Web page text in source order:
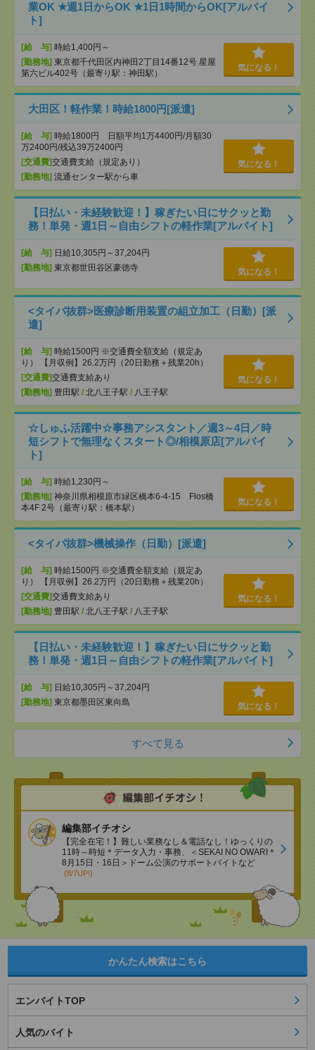
業OK ★週1日からOK ★1日1時間からOK[アルバイ
ト]
[給 与] 時給1,400円～
[勤務地] 東京都千代田区内神田2丁目14番12号 星屋
第六ビル402号（最寄り駅：神田駅）
気になる！
大田区！軽作業！時給1800円[派遣]
[給 与] 時給1800円 日額平均1万4400円/月額30
万2400円/残込39万2400円
[交通費]交通費支給（規定あり）
[勤務地] 流通センター駅から車
気になる！
【日払い・未経験歓迎！】稼ぎたい日にサクッと勤
務！単発・週1日～自由シフトの軽作業[アルバイト]
[給 与] 日給10,305円～37,204円
[勤務地] 東京都世田谷区豪徳寺 気になる！
<タイパ抜群>医療診断用装置の組立加工（日勤）[派
遣]
[給 与] 時給1500円 ※交通費全額支給（規定あ
り） 【月収例】26.2万円（20日勤務＋残業20h）
[交通費]交通費支給あり
[勤務地] 豊田駅 / 北八王子駅 / 八王子駅
気になる！
☆しゅふ活躍中☆事務アシスタント／週3～4日／時
短シフトで無理なくスタート◎/相模原店[アルバイ
ト]
[給 与] 時給1,230円～
[勤務地] 神奈川県相模原市緑区橋本6-4-15 Flos橋
本4F 2号（最寄り駅：橋本駅）
気になる！
<タイパ抜群>機械操作（日勤）[派遣]
[給 与] 時給1500円 ※交通費全額支給（規定あ
り） 【月収例】26.2万円（20日勤務＋残業20h）
[交通費]交通費支給あり
[勤務地] 豊田駅 / 北八王子駅 / 八王子駅
気になる！
【日払い・未経験歓迎！】稼ぎたい日にサクッと勤
務！単発・週1日～自由シフトの軽作業[アルバイト]
[給 与] 日給10,305円～37,204円
[勤務地] 東京都墨田区東向島 気になる！
すべて見る
編集部イチオシ
【完全在宅！】難しい業務なし＆電話なし！ゆっくりの
11時～時短＊データ入力・事務、＜SEKAI NO OWARI＊
8月15日・16日＞ドーム公演のサポートバイトなど
(8/7UP!)
かんたん検索はこちら
エンバイトTOP
人気のバイト